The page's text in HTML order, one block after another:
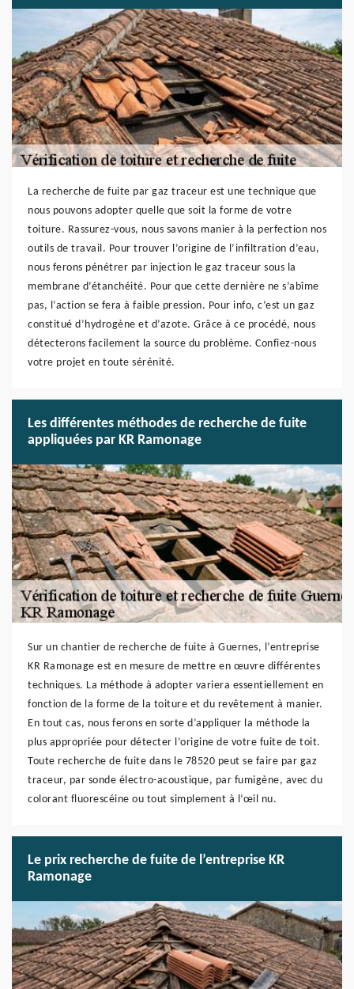
La recherche de fuite par gaz traceur est une technique que
nous pouvons adopter quelle que soit la forme de votre
toiture. Rassurez-vous, nous savons manier à la perfection nos
outils de travail. Pour trouver l’origine de l’infiltration d’eau,
nous ferons pénétrer par injection le gaz traceur sous la
membrane d’étanchéité. Pour que cette dernière ne s’abîme
pas, l’action se fera à faible pression. Pour info, c’est un gaz
constitué d’hydrogène et d’azote. Grâce à ce procédé, nous
détecterons facilement la source du problème. Confiez-nous
votre projet en toute sérénité.
Les différentes méthodes de recherche de fuite
appliquées par KR Ramonage
Sur un chantier de recherche de fuite à Guernes, l’entreprise
KR Ramonage est en mesure de mettre en œuvre différentes
techniques. La méthode à adopter variera essentiellement en
fonction de la forme de la toiture et du revêtement à manier.
En tout cas, nous ferons en sorte d’appliquer la méthode la
plus appropriée pour détecter l’origine de votre fuite de toit.
Toute recherche de fuite dans le 78520 peut se faire par gaz
traceur, par sonde électro-acoustique, par fumigène, avec du
colorant fluorescéine ou tout simplement à l’œil nu.
Le prix recherche de fuite de l’entreprise KR
Ramonage